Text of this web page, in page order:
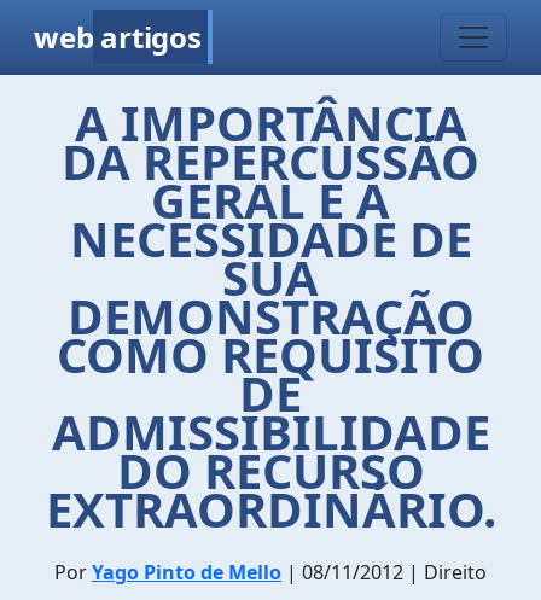
web artigos
A IMPORTÂNCIA
DA REPERCUSSÃO
GERAL E A
NECESSIDADE DE
SUA
DEMONSTRAÇÃO
COMO REQUISITO
DE
ADMISSIBILIDADE
DO RECURSO
EXTRAORDINÁRIO.
PorYago Pinto de Mello | 08/11/2012 | Direito